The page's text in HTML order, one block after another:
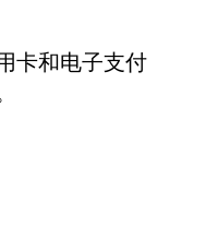
卡和电子支付